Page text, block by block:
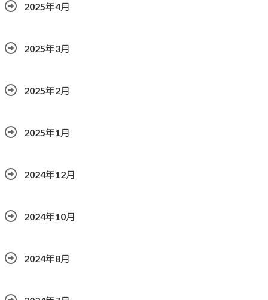
2025年4月
2025年3月
2025年2月
2025年1月
2024年12月
2024年10月
2024年8月